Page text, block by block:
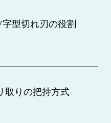
型切れ刃の役割
取りの把持方式